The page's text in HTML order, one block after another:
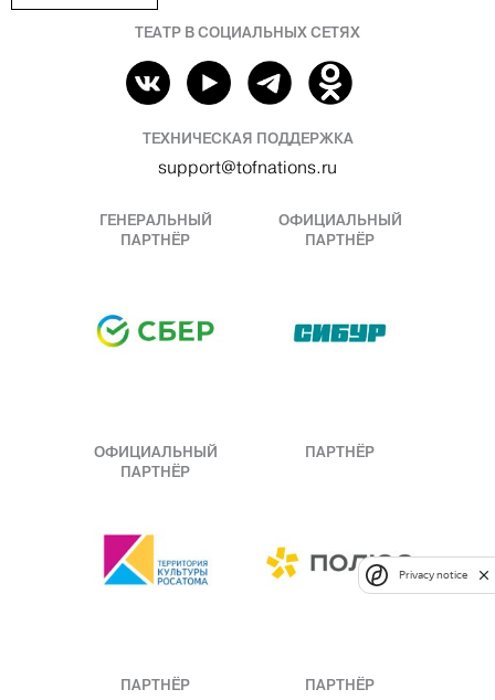
ТЕАТР В СОЦИАЛЬНЫХ СЕТЯХ
ТЕХНИЧЕСКАЯ ПОДДЕРЖКА
support@tofnations.ru
ГЕНЕРАЛЬНЫЙ
ПАРТНЁР
ОФИЦИАЛЬНЫЙ
ПАРТНЁР
ОФИЦИАЛЬНЫЙ
ПАРТНЁР
ПАРТНЁР
ПАРТНЁР ПАРТНЁР
Privacy notice